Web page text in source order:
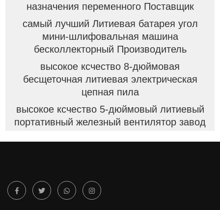
назначения переменного Поставщик
самый лучший Литиевая батарея угол
мини-шлифовальная машина
бесколлекторный Производитель
высокое ксчество 8-дюймовая
бесщеточная литиевая электрическая
цепная пила
высокое ксчество 5-дюймовый литиевый
портативный железный вентилятор завод